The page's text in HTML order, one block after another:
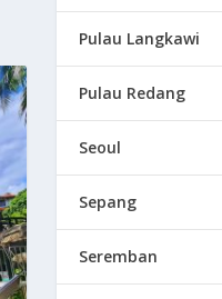
Pulau Langkawi
Pulau Redang
Seoul
Sepang
Seremban